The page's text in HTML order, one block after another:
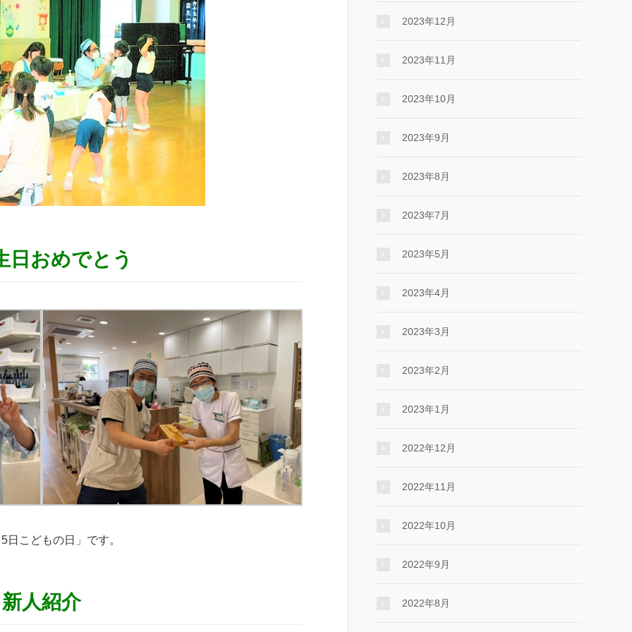
日おめでとう
こどもの日」です。
新人紹介
2023年12月
2023年11月
2023年10月
2023年9月
2023年8月
2023年7月
2023年5月
2023年4月
2023年3月
2023年2月
2023年1月
2022年12月
2022年11月
2022年10月
2022年9月
2022年8月